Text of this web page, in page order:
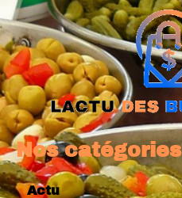
Nos catégories
Actu